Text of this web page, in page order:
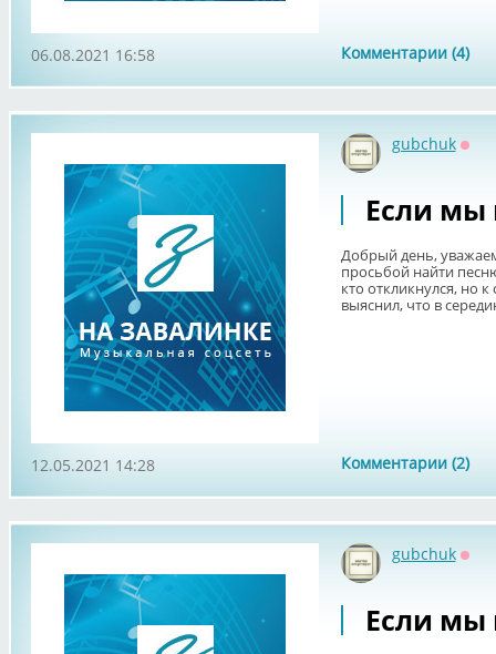
Комментарии (4)
06.08.2021 16:58
gubchuk
Если мы
Добрый день,
просьбой найти
кто откликнулся, но
выяснил, что в
Комментарии (2)
12.05.2021 14:28
gubchuk
Если мы